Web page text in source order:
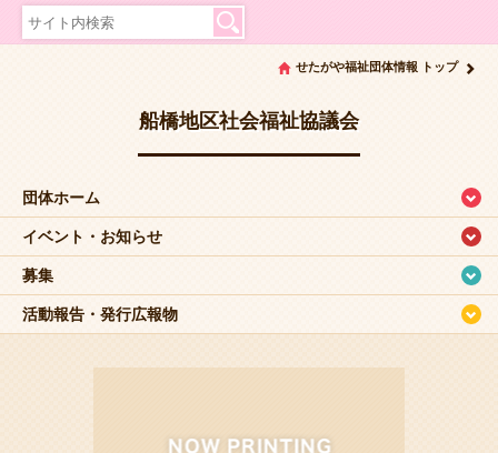
せたがや福祉団体情報 トップ
船橋地区社会福祉協議会
団体ホーム
イベント・お知らせ
募集
活動報告・発行広報物